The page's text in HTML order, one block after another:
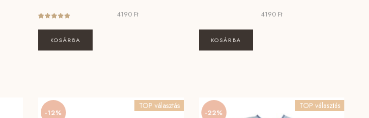
4190 Ft
KOSÁRBA
4190 Ft
KOSÁRBA
-12%
TOP választás
-22%
TOP választás